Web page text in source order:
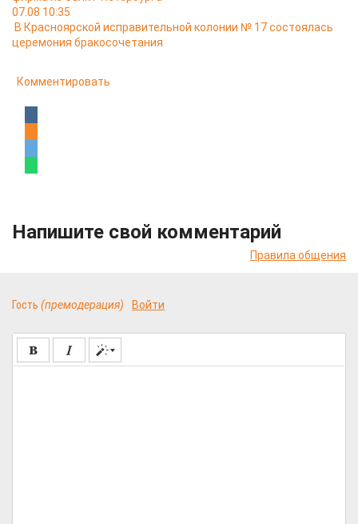
07.08 10:35
В Красноярской исправительной колонии № 17 состоялась
церемония бракосочетания
Комментировать
Напишите свой комментарий
Правила общения
Гость (премодерация) Войти